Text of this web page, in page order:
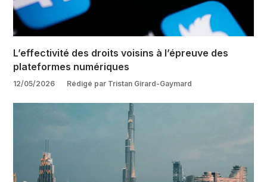
L’effectivité des droits voisins à l’épreuve des
plateformes numériques
12/05/2026 Rédigé par Tristan Girard-Gaymard